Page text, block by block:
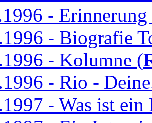
-
- Biografie
- Kolumne (
- Rio -
- Was ist ein